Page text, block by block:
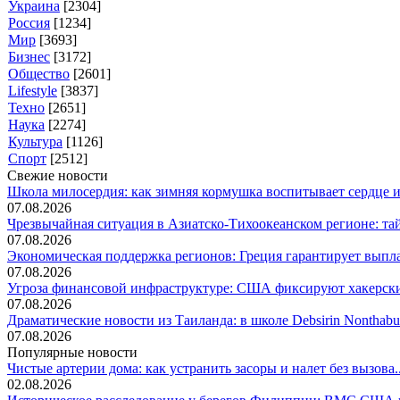
Украина [2304]
Россия [1234]
Мир [3693]
Бизнес [3172]
Общество [2601]
Lifestyle [3837]
Техно [2651]
Наука [2274]
Культура [1126]
Спорт [2512]
Свежие новости
Школа милосердия: как зимняя кормушка воспитывает сердце
07.08.2026
Чрезвычайная ситуация в Азиатско-Тихоокеанском регионе:
07.08.2026
Экономическая поддержка регионов: Греция гарантирует
07.08.2026
Угроза финансовой инфраструктуре: США фиксируют
07.08.2026
Драматические новости из Таиланда: в школе Debsirin
07.08.2026
Популярные новости
Чистые артерии дома: как устранить засоры и налет без
02.08.2026